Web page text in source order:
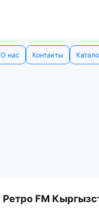
О нас Контакты
Ретро FM